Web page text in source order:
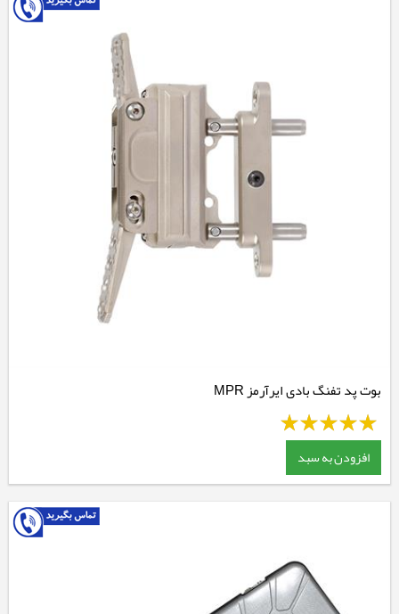
بوت پد تفنگ بادی ایرآرمز MPR
افزودن به سبد